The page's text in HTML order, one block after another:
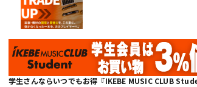
学生さんならいつでもお得『IKEBE MUSIC CLUB